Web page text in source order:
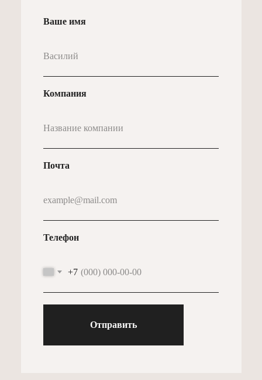
Ваше имя
Компания
Почта
Телефон
+7
Отправить